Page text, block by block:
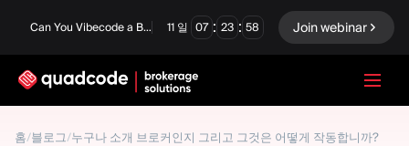
Can You Vibecode a Brokerage Platform? 11 일 07 : 23 : 57 Join webinar
홈/블로그/누구나 소개 브로커인지 그리고 그것은 어떻게 작동합니까?